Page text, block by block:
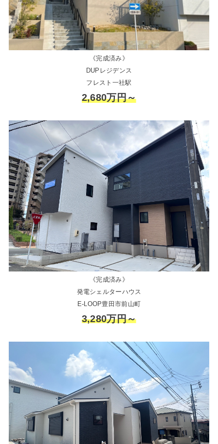
《完成済み》
DUPレジデンス
フレスト一社駅
2,680万円～
《完成済み》
発電シェルターハウス
E-LOOP豊田市前山町
3,280万円～